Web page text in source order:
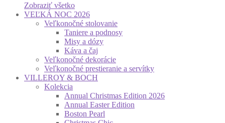
Zobraziť všetko
VEĽKÁ NOC 2026
Veľkonočné stolovanie
Taniere a podnosy
Misy a dózy
Káva a čaj
Veľkonočné dekorácie
Veľkonočné prestieranie a servítky
VILLEROY & BOCH
Kolekcia
Annual Christmas Edition 2026
Annual Easter Edition
Boston Pearl